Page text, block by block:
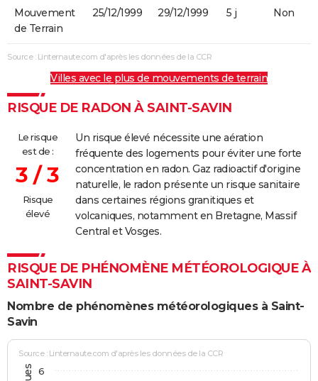
Mouvement
de Terrain
25/12/1999 29/12/1999 5 j Non
Source : Linternaute.com d'après les données de la CCR
Villes avec le plus de mouvements de terrain
RISQUE DE RADON À SAINT-SAVIN
Le risque
est de :
3 / 3
Risque
élevé
Un risque élevé nécessite une aération
fréquente des logements pour éviter une forte
concentration en radon. Gaz radioactif d'origine
naturelle, le radon présente un risque sanitaire
dans certaines régions granitiques et
volcaniques, notamment en Bretagne, Massif
Central et Vosges.
RISQUE DE PHÉNOMÈNE MÉTÉOROLOGIQUE À
SAINT-SAVIN
Nombre de phénomènes météorologiques à Saint-
Savin
Source : Linternaute.com d'après les données de la CCR
6